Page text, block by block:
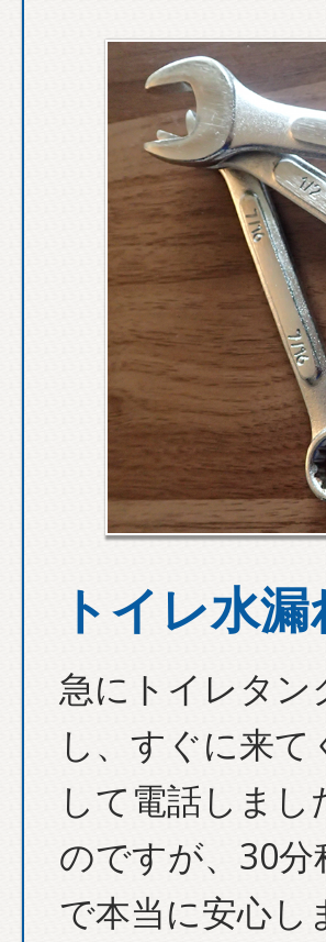
トイレ水
急にトイレタン
し、すぐに来
して電話しま
のですが、30
で本当に安心し